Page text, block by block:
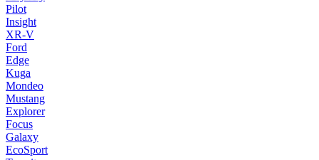
Pilot
Insight
XR-V
Ford
Edge
Kuga
Mondeo
Mustang
Explorer
Focus
Galaxy
EcoSport